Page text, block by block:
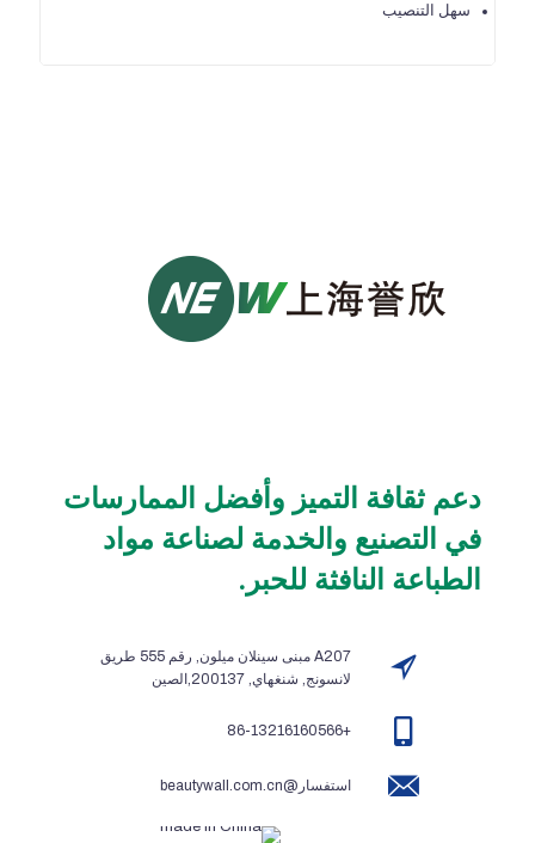
سهل التنصيب
دعم ثقافة التميز وأفضل الممارسات
في التصنيع والخدمة لصناعة مواد
الطباعة النافثة للحبر.
A207 مبنى سينلان ميلون, رقم 555 طريق
لانسونج, شنغهاي, 200137,الصين
+86-13216160566
استفسار@beautywall.com.cn